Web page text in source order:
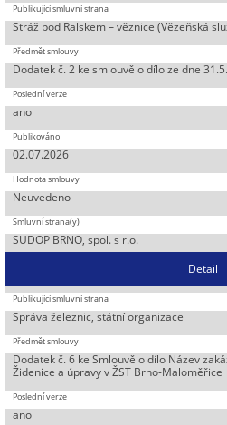
Stráž pod Ralskem – věznice (Vězeňská
Dodatek č. 2 ke smlouvě o dílo ze dne
ano
02.07.2026
Neuvedeno
SUDOP BRNO, spol. s r.o.
Detail
Správa železnic, státní organizace
Dodatek č. 6 ke Smlouvě o dílo Název
Židenice a úpravy v ŽST Brno-Maloměřice
ano